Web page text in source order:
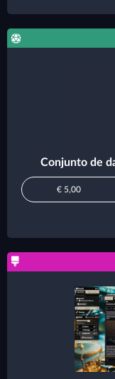
Conjunto de
€ 5,00